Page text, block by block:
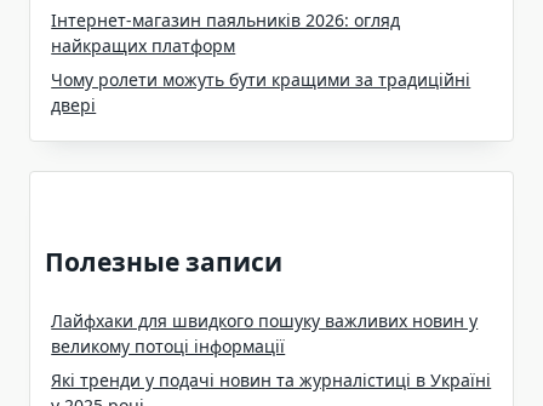
Інтернет-магазин паяльників 2026: огляд
найкращих платформ
Чому ролети можуть бути кращими за традиційні
двері
Полезные записи
Лайфхаки для швидкого пошуку важливих новин у
великому потоці інформації
Які тренди у подачі новин та журналістиці в Україні